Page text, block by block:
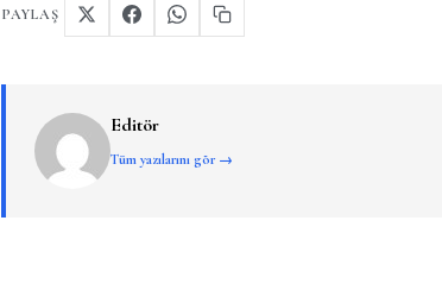
PAYLAŞ
Editör
Tüm yazılarını gör →